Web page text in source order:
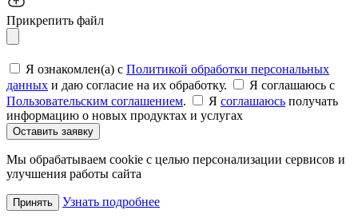
Прикрепить файл
Я ознакомлен(а) с Политикой обработки персональных
данных и даю согласие на их обработку.
Я соглашаюсь c
Пользовательским соглашением. Я соглашаюсь получать
информацию о новых продуктах и услугах
Оставить заявку
Мы обрабатываем cookie с целью персонализации сервисов и
улучшения работы сайта
Принять Узнать подробнее